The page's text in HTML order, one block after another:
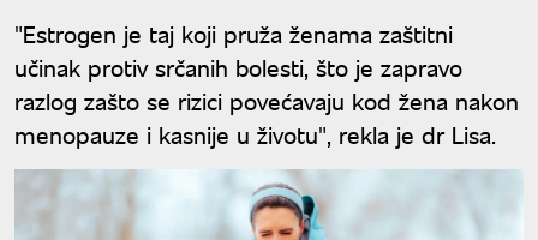
"Estrogen je taj koji pruža ženama zaštitni
učinak protiv srčanih bolesti, što je zapravo
razlog zašto se rizici povećavaju kod žena nakon
menopauze i kasnije u životu", rekla je dr Lisa.